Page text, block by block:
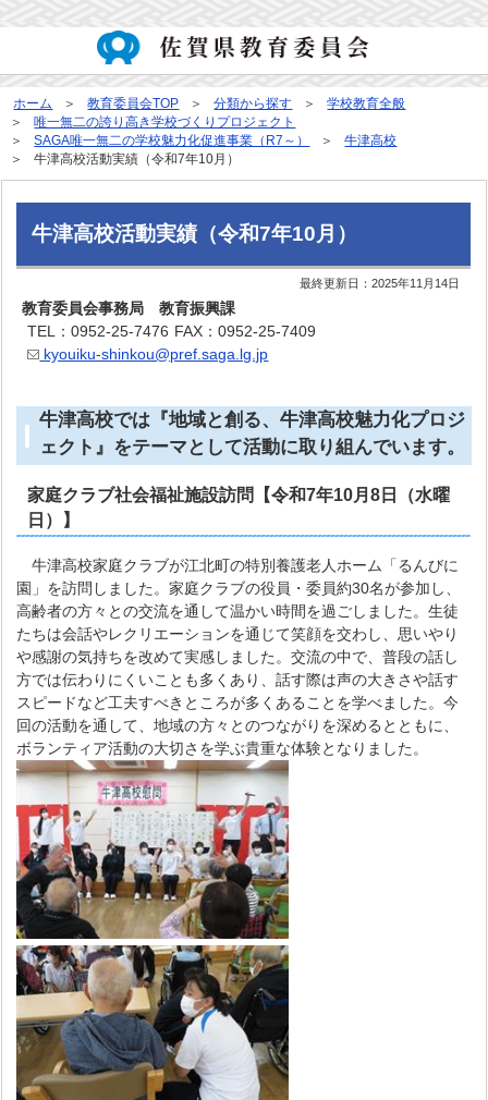
ホーム 教育委員会TOP 分類から探す
学校教育全般
唯一無二の誇り高き学校づくりプロジェクト
SAGA唯一無二の学校魅力化促進事業（R7～）
牛津高校
牛津高校活動実績（令和7年10月）
牛津高校活動実績（令和7年10月）
最終更新日：2025年11月14日
教育委員会事務局 教育振興課
TEL：0952-25-7476 FAX：0952-25-7409
kyouiku-shinkou@pref.saga.lg.jp
牛津高校では『地域と創る、牛津高校魅力化プロジ
ェクト』をテーマとして活動に取り組んでいます。
家庭クラブ社会福祉施設訪問【令和7年10月8日（水曜
日）】
牛津高校家庭クラブが江北町の特別養護老人ホーム「るんびに
園」を訪問しました。家庭クラブの役員・委員約30名が参加し、
高齢者の方々との交流を通して温かい時間を過ごしました。生徒
たちは会話やレクリエーションを通じて笑顔を交わし、思いやり
や感謝の気持ちを改めて実感しました。交流の中で、普段の話し
方では伝わりにくいことも多くあり、話す際は声の大きさや話す
スピードなど工夫すべきところが多くあることを学べました。今
回の活動を通して、地域の方々とのつながりを深めるとともに、
ボランティア活動の大切さを学ぶ貴重な体験となりました。